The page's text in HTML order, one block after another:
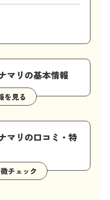
マリの基本情報
マリの口コミ・特